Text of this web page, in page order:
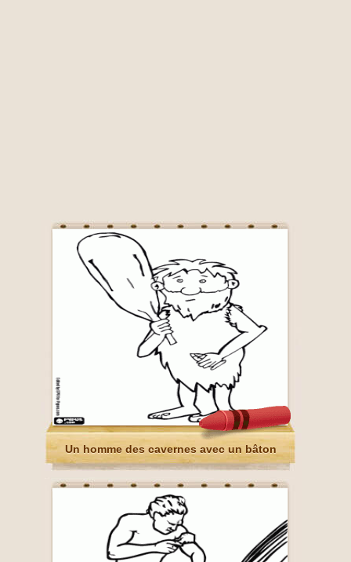
Un homme des cavernes avec un bâton